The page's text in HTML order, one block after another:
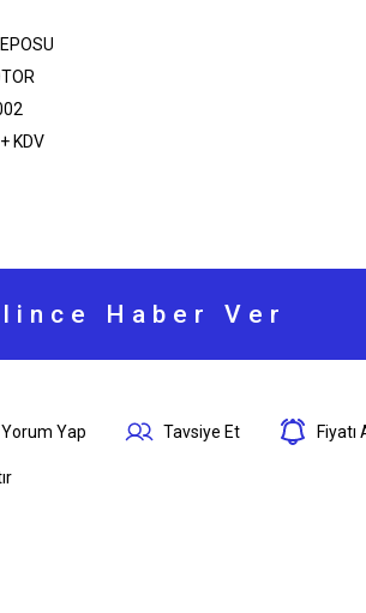
KDV
Haber Ver
Yorum Yap Tavsiye Et Fiyatı